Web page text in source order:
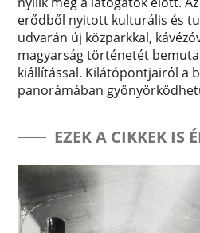
erődből nyitott kulturális és
udvarán új közparkkal,
magyarság történetét
kiállítással. Kilátópontjairól a
panorámában
EZEK A CIKKEK IS